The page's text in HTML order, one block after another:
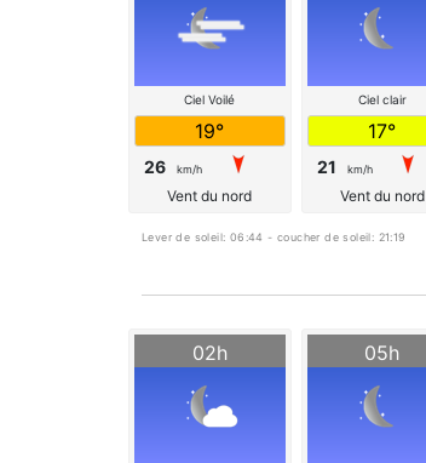
Ciel Voilé
19°
26 km/h
Vent du nord
Ciel clair
17°
21 km/h
Vent du nord
Lever de soleil: 06:44 - coucher de soleil: 21:19
02h
05h